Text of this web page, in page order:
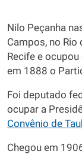
Nilo Peçanha
Campos, no Rio
Recife e
em 1888 o
Foi deputado
ocupar a
Convênio de
Chegou em